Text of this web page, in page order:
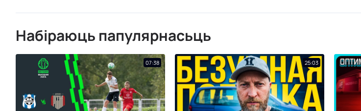
Набіраюць папулярнасьць
07:38 25:03